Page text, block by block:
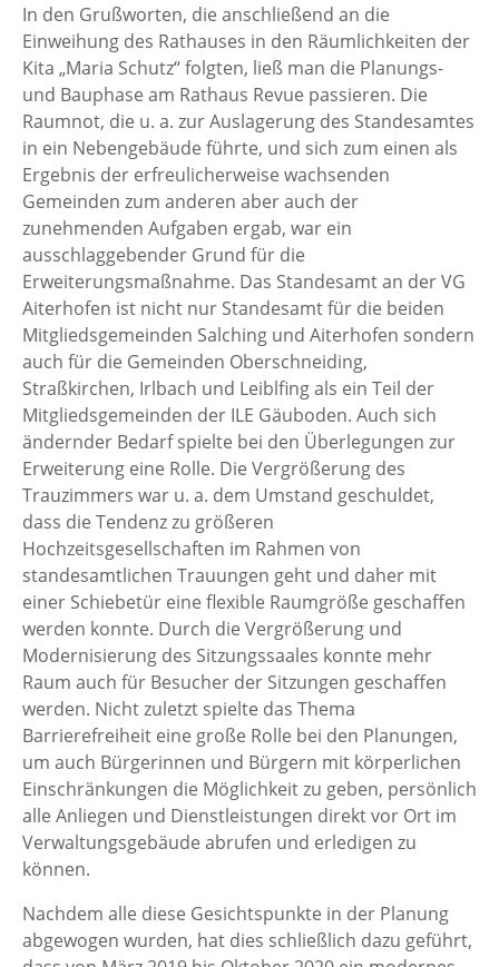
In den Grußworten, die anschließend an die
Einweihung des Rathauses in den Räumlichkeiten der
Kita „Maria Schutz“ folgten, ließ man die Planungs-
und Bauphase am Rathaus Revue passieren. Die
Raumnot, die u. a. zur Auslagerung des Standesamtes
in ein Nebengebäude führte, und sich zum einen als
Ergebnis der erfreulicherweise wachsenden
Gemeinden zum anderen aber auch der
zunehmenden Aufgaben ergab, war ein
ausschlaggebender Grund für die
Erweiterungsmaßnahme. Das Standesamt an der VG
Aiterhofen ist nicht nur Standesamt für die beiden
Mitgliedsgemeinden Salching und Aiterhofen sondern
auch für die Gemeinden Oberschneiding,
Straßkirchen, Irlbach und Leiblfing als ein Teil der
Mitgliedsgemeinden der ILE Gäuboden. Auch sich
ändernder Bedarf spielte bei den Überlegungen zur
Erweiterung eine Rolle. Die Vergrößerung des
Trauzimmers war u. a. dem Umstand geschuldet,
dass die Tendenz zu größeren
Hochzeitsgesellschaften im Rahmen von
standesamtlichen Trauungen geht und daher mit
einer Schiebetür eine flexible Raumgröße geschaffen
werden konnte. Durch die Vergrößerung und
Modernisierung des Sitzungssaales konnte mehr
Raum auch für Besucher der Sitzungen geschaffen
werden. Nicht zuletzt spielte das Thema
Barrierefreiheit eine große Rolle bei den Planungen,
um auch Bürgerinnen und Bürgern mit körperlichen
Einschränkungen die Möglichkeit zu geben, persönlich
alle Anliegen und Dienstleistungen direkt vor Ort im
Verwaltungsgebäude abrufen und erledigen zu
können.
Nachdem alle diese Gesichtspunkte in der Planung
abgewogen wurden, hat dies schließlich dazu geführt,